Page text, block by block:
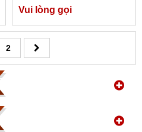
HÃNG
Vui lòng gọi
2